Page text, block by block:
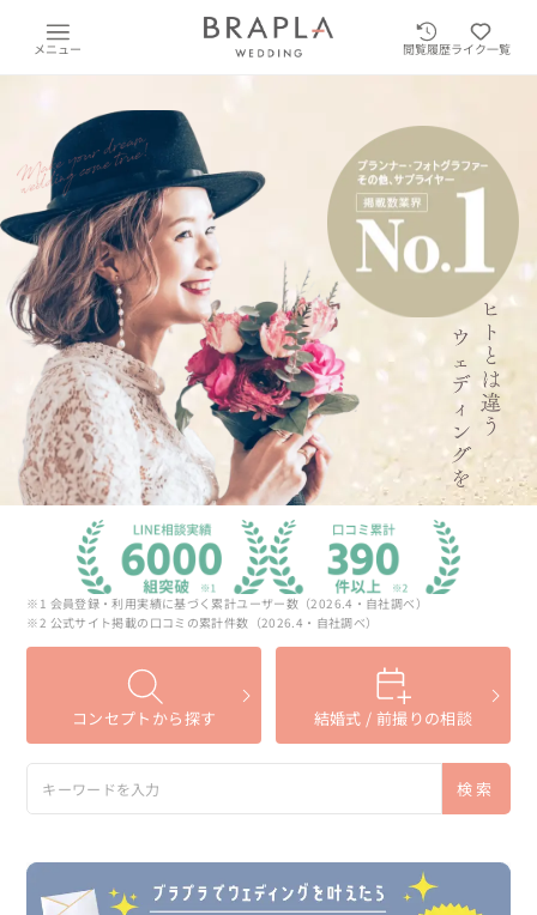
メニュー 閲覧履歴ライク一覧
※1 会員登録・利用実績に基づく累計ユーザー数（2026.4・自社調べ）
※2 公式サイト掲載の口コミの累計件数（2026.4・自社調べ）
コンセプトから探す 結婚式 / 前撮りの相談
検索